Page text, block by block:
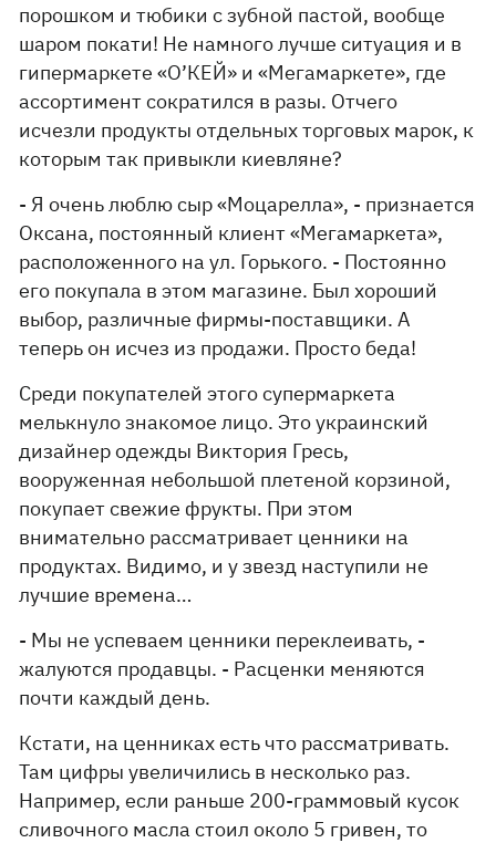
порошком и тюбики с зубной пастой, вообще
шаром покати! Не намного лучше ситуация и в
гипермаркете «О’КЕЙ» и «Мегамаркете», где
ассортимент сократился в разы. Отчего
исчезли продукты отдельных торговых марок, к
которым так привыкли киевляне?
- Я очень люблю сыр «Моцарелла», - признается
Оксана, постоянный клиент «Мегамаркета»,
расположенного на ул. Горького. - Постоянно
его покупала в этом магазине. Был хороший
выбор, различные фирмы-поставщики. А
теперь он исчез из продажи. Просто беда!
Среди покупателей этого супермаркета
мелькнуло знакомое лицо. Это украинский
дизайнер одежды Виктория Гресь,
вооруженная небольшой плетеной корзиной,
покупает свежие фрукты. При этом
внимательно рассматривает ценники на
продуктах. Видимо, и у звезд наступили не
лучшие времена…
- Мы не успеваем ценники переклеивать, -
жалуются продавцы. - Расценки меняются
почти каждый день.
Кстати, на ценниках есть что рассматривать.
Там цифры увеличились в несколько раз.
Например, если раньше 200-граммовый кусок
сливочного масла стоил около 5 гривен, то